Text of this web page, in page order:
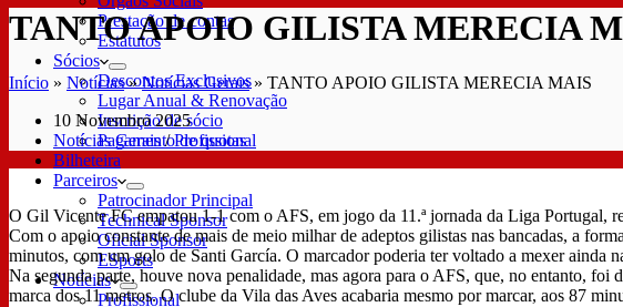
Prestação de contas
Estatutos
Sócios
Descontos Exclusivos
Lugar Anual & Renovação
Inscrição de sócio
Pagamento de quotas
Bilheteira
Parceiros
Patrocinador Principal
Technical Sponsor
Oficial Sponsor
ESports
Notícias
Profissional
TANTO APOIO GILISTA MERECIA
Início » Notícias»Notícias Gerais» TANTO APOIO GILISTA MERECIA MAIS
10 Novembro 2025
Notícias Gerais/Profissional
O Gil Vicente FC empatou 1-1 com o AFS, em jogo da 11.ª jornada da Liga Portugal,
Com o apoio constante de mais de meio milhar de adeptos gilistas nas bancadas, a
minutos, com um golo de Santi García. O marcador poderia ter voltado a mexer ainda
Na segunda parte, houve nova penalidade, mas agora para o AFS, que, no entanto, foi
marca dos 11 metros. O clube da Vila das Aves acabaria mesmo por marcar, aos 87